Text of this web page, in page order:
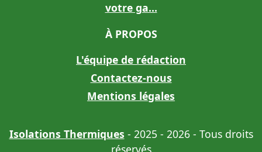
votre ga...
À PROPOS
L'équipe de rédaction
Contactez-nous
Mentions légales
Isolations Thermiques - 2025 - 2026 - Tous droits